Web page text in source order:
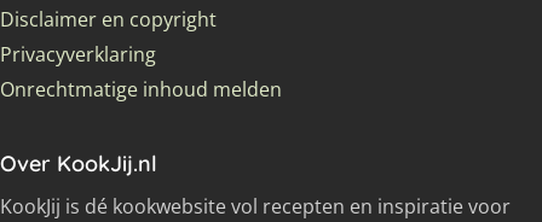
Disclaimer en copyright
Privacyverklaring
Onrechtmatige inhoud melden
Over KookJij.nl
KookJij is dé kookwebsite vol recepten en inspiratie voor